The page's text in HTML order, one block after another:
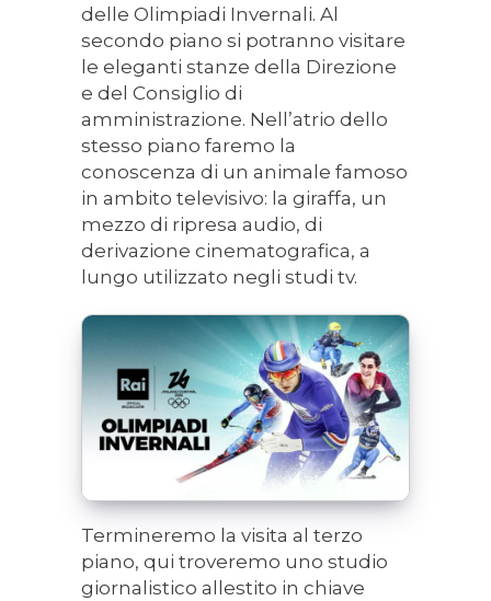
delle Olimpiadi Invernali. Al
secondo piano si potranno visitare
le eleganti stanze della Direzione
e del Consiglio di
amministrazione. Nell’atrio dello
stesso piano faremo la
conoscenza di un animale famoso
in ambito televisivo: la giraffa, un
mezzo di ripresa audio, di
derivazione cinematografica, a
lungo utilizzato negli studi tv.
Termineremo la visita al terzo
piano, qui troveremo uno studio
giornalistico allestito in chiave